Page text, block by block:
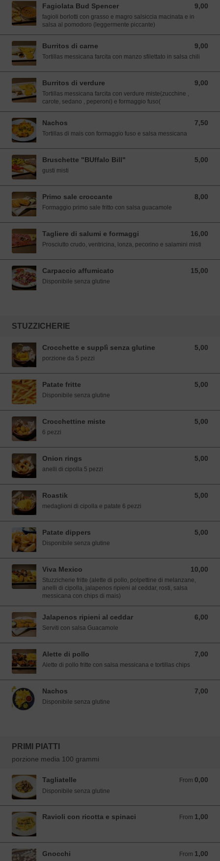
Fagiolata Bud Spencer 9,00
9,00 EUR
fagioli borlotti con grasso e magro salsiccia macinata e in
salsa al pomodoro (leggermente piccante)
Burritos di carne 9,00
9,00 EUR
Tortillas messicana farcita con manzo sfilettato in salsa chili
Burritos di verdure 9,00
9,00 EUR
Tortillas messicana farcita con verdure miste(zucchine ,
carote, sedano , peperoni) e formaggio fuso(
Nachos 7,50
7,50 EUR
Tortillas di mais con formaggio fuso e salsa messicana
Bruschette "BUffalo Bill" 5,00
5,00 EUR
gusti misti
Primo sale croccante 8,00
8,00 EUR
Formaggio primo sale fritto con salsa guacamole
Tagliere di salumi e formaggi 16,00
16,00 EUR
Prosciutto crudo, ventricina, lonza, pecorino e salamini misti
Carpaccio affumicato 15,00
15,00 EUR
Disponibile senza glutine
STUZZICHERIE
Crocchette e supplì senza glutine 5,00
5,00 EUR
porzione da 5 pezzi
Patate fritte 5,00
5,00 EUR
Disponibile senza glutine
Crocchettine miste 5,00
5,00 EUR
6 pezzi
Onion rings 5,00
5,00 EUR
anelli di cipolla 5 pezzi
Roastik 5,00
5,00 EUR
medaglioni di cipolla e patate 6 pezzi
Patate dippers 5,00
5,00 EUR
Disponibile senza glutine
Viva Mexico 10,00
10,00 EUR
Stuzzicherie fritte (alette di pollo, polpettine di melanzane,
anelli di cipolla, jalapenos ripieni al ceddar, rosti, salsa
messicana con chips di mais)
Jalapenos ripieni al ceddar 6,00
6,00 EUR
Serviti con salsa Guacamole
Alette di pollo 7,00
7,00 EUR
Alette di pollo fritte con salsa messicana e tortillas chips
Nachos 7,00
7,00 EUR
Disponibile senza glutine
PRIMI PIATTI
porzione media 100 grammi
Tagliatelle From 0,00
From 0,00 EUR
Disponibile senza glutine
Ravioli con ricotta e spinaci From 1,00
From 1,00 EUR
Gnocchi From 1,00
From 1,00 EUR